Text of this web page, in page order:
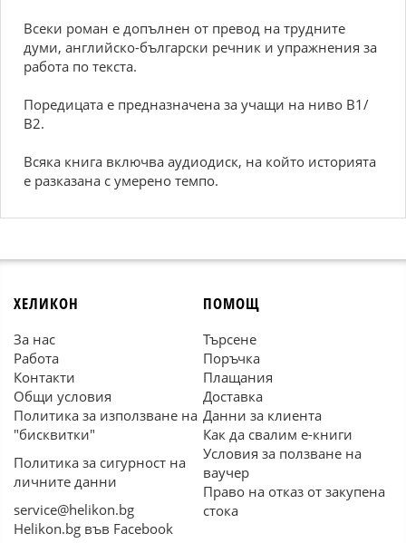
Всеки роман е допълнен от превод на трудните
думи, английско-български речник и упражнения за
работа по текста.
Поредицата е предназначена за учащи на ниво В1/
В2.
Всяка книга включва аудиодиск, на който историята
е разказана с умерено темпо.
ХЕЛИКОН
За нас
Работа
Контакти
Общи условия
Политика за използване на
"бисквитки"
Политика за сигурност на
личните данни
service@helikon.bg
Helikon.bg във Facebook
ПОМОЩ
Търсене
Поръчка
Плащания
Доставка
Данни за клиента
Как да свалим е-книги
Условия за ползване на
ваучер
Право на отказ от закупена
стока